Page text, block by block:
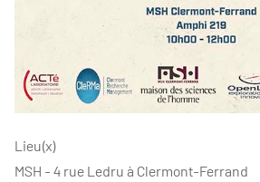
Lieu(x)
MSH - 4 rue Ledru à Clermont-Ferrand